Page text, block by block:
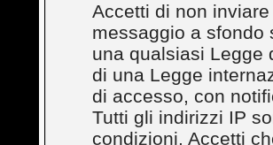
Accetti di non
messaggio a sfondo
una qualsiasi Legge
di una Legge
di accesso, con
Tutti gli indirizzi IP
condizioni. Accetti